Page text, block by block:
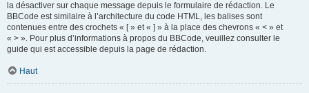
la désactiver sur chaque message depuis le formulaire de rédaction. Le
BBCode est similaire à l’architecture du code HTML, les balises sont
contenues entre des crochets « [ » et « ] » à la place des chevrons « < » et
« > ». Pour plus d’informations à propos du BBCode, veuillez consulter le
guide qui est accessible depuis la page de rédaction.
Haut